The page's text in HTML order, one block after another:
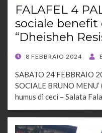
FALAFEL 4
sociale benefit
“Dheisheh
POSTED
8 FEBBRAIO 2024
SABATO 24 FEBBRAIO
SOCIALE BRUNO
humus di ceci – Salata